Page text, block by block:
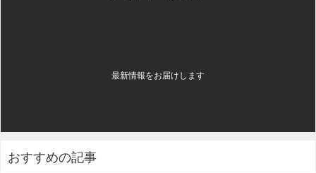
最新情報をお届けします
おすすめの記事